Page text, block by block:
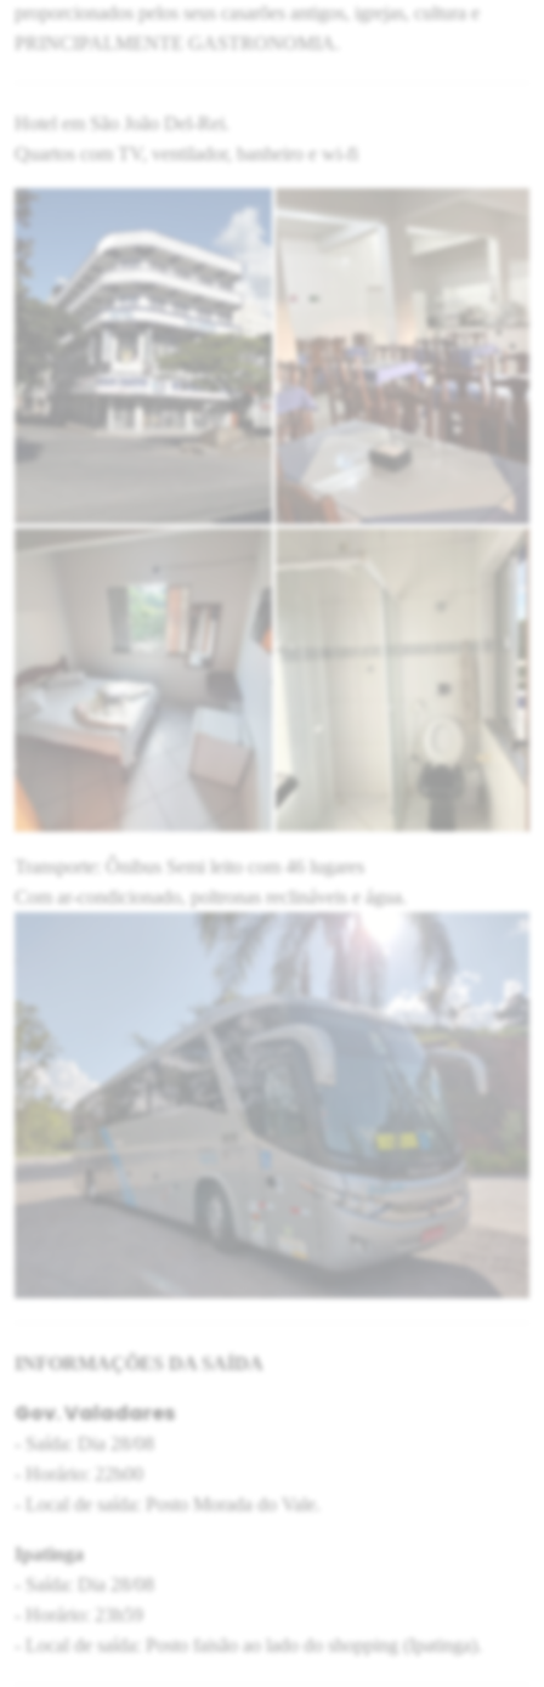
proporcionados pelos seus casarões antigos, igrejas, cultura e
PRINCIPALMENTE GASTRONOMIA.
Hotel em São João Del-Rei.
Quartos com TV, ventilador, banheiro e wi-fi
Transporte: Ônibus Semi leito com 46 lugares
Com ar-condicionado, poltronas reclináveis e água.
INFORMAÇÕES DA SAÍDA
Gov. Valadares
- Saída: Dia 28/08
- Horário: 22h00
- Local de saída: Posto Morada do Vale.
Ipatinga
- Saída: Dia 28/08
- Horário: 23h59
- Local de saída: Posto faisão ao lado do shopping (Ipatinga).